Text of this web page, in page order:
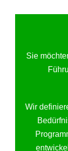
Sie
Wir